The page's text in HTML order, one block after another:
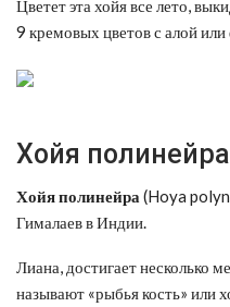
Цветет эта хойя все лето,
9 кремовых цветов с алой
Хойя полинейра
Хойяполинейра (Hoya
Гималаев в Индии.
Лиана, достигает несколько
называют «рыбья кость» или